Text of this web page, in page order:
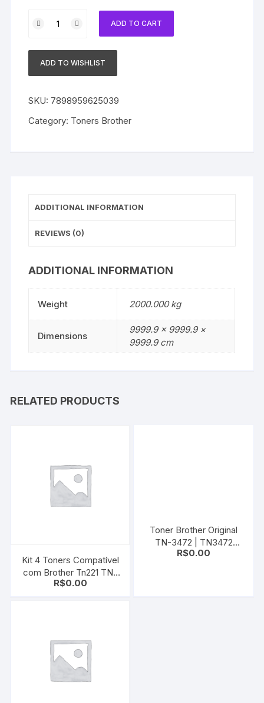
Compatível
Brother
|
311
Universal
ADD TO CART
ADD TO WISHLIST
SKU: 7898959625039
Category: Toners Brother
ADDITIONAL INFORMATION
REVIEWS (0)
ADDITIONAL INFORMATION
Weight 2000.000 kg
Dimensions
9999.9 × 9999.9 ×
9999.9 cm
RELATED PRODUCTS
Kit 4 Toners Compatível
com Brother Tn221 TN-
221BK | 221C | 221M |
R$0.00
Toner Brother Original
TN-3472 | TN3472
Black | L5102 L6202
R$0.00